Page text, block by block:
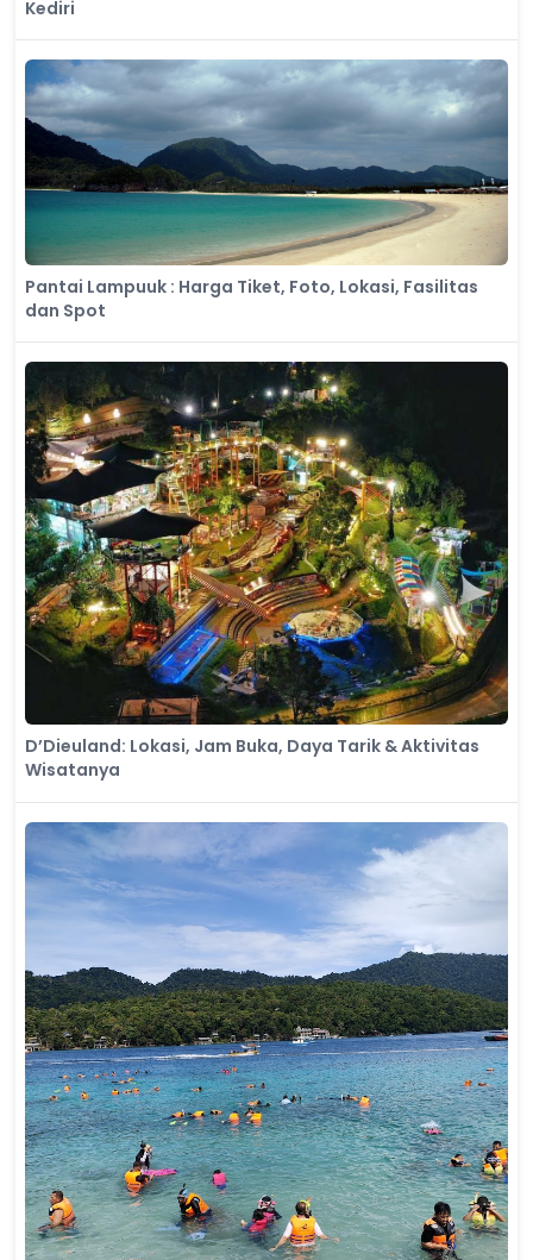
Kediri
Pantai Lampuuk : Harga Tiket, Foto, Lokasi, Fasilitas
dan Spot
D’Dieuland: Lokasi, Jam Buka, Daya Tarik & Aktivitas
Wisatanya